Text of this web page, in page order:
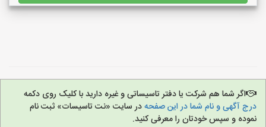
اگر شما هم شرکت یا دفتر تاسیساتی و غیره دارید با کلیک روی دکمه
درج آگهی و نام شما در این صفحهدر سایت «نت تاسیسات» ثبت نام
نموده و سپس خودتان را معرفی کنید.